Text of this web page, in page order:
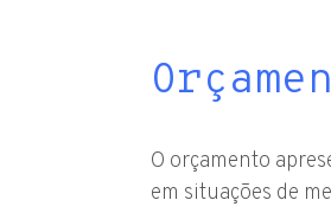
O orçamento
em situações de